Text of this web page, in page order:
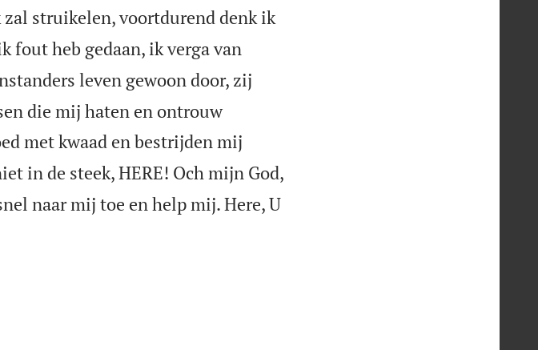
struikelen, voortdurend denk ik
fout heb gedaan, ik verga van
leven gewoon door, zij
die mij haten en ontrouw
met kwaad en bestrijden mij
in de steek, HERE! Och mijn God,
naar mij toe en help mij. Here, U